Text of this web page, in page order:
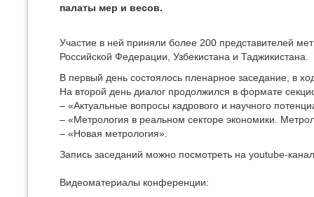
палаты мер и весов.
Участие в ней приняли более 200 представителей
Российской Федерации, Узбекистана и Таджикистана.
В первый день состоялось пленарное заседание, в
На второй день диалог продолжился в формате
– «Актуальные вопросы кадрового и научного
– «Метрология в реальном секторе экономики.
– «Новая метрология».
Запись заседаний можно посмотреть на youtube-
Видеоматериалы конференции: